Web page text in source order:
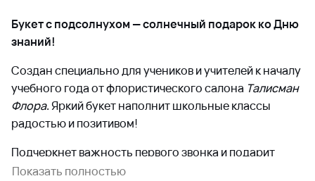
Букет с подсолнухом — солнечный подарок ко Дню
знаний!
Создан специально для учеников и учителей к началу
учебного года от флористического салона Талисман
Флора. Яркий букет наполнит школьные классы
радостью и позитивом!
Подчеркнет важность первого звонка и подарит
заряд хорошего настроения.
Показать полностью